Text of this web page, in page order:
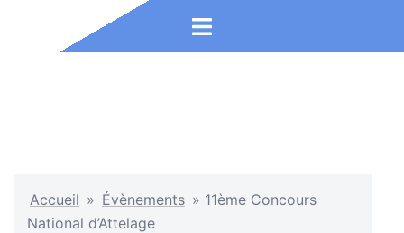
Ouvrir/fermer
Accueil » Évènements » 11ème Concours
National d’Attelage